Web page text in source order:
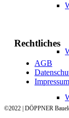
Rechtliches
AGB
Impressum
©2022 | DÖPPNER